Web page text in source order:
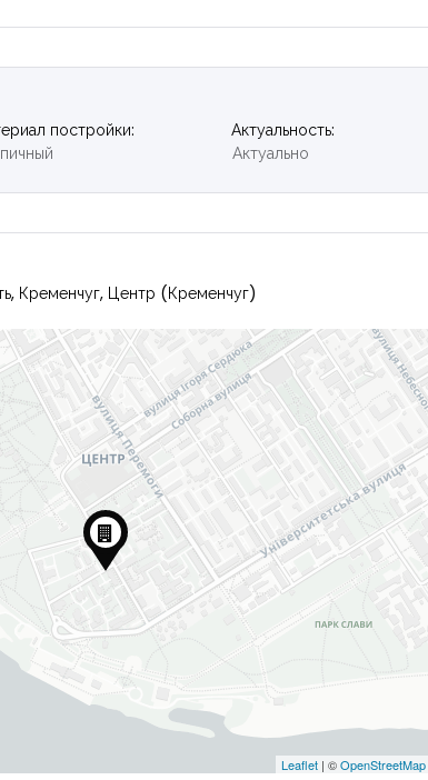
постройки:
Актуальность:
Актуально
Кременчуг, Центр (Кременчуг)
Leaflet | ©OpenStreetMap